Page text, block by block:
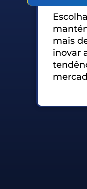
mais
inovar